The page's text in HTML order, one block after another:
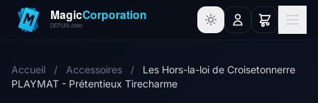
Accueil / Accessoires /
Les Hors-la-loi de Croisetonnerre
PLAYMAT - Prétentieux Tirecharme